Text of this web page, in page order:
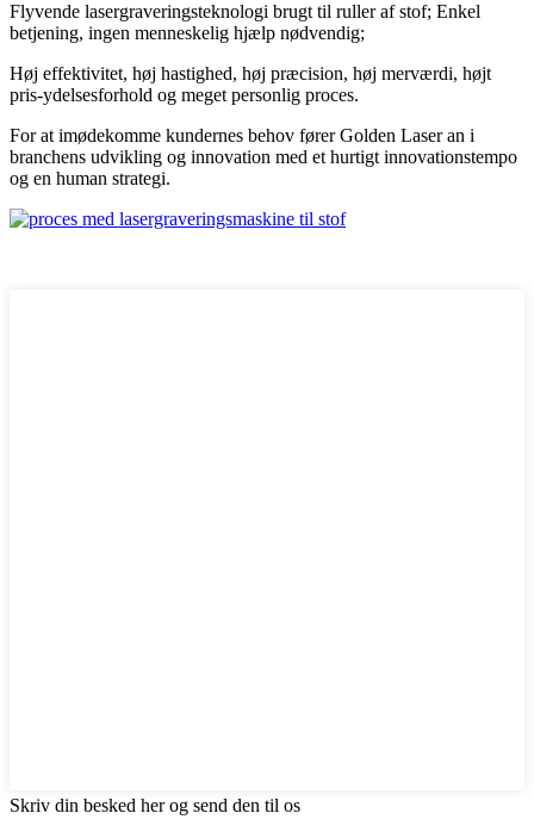
Flyvende lasergraveringsteknologi brugt til ruller af stof; Enkel
betjening, ingen menneskelig hjælp nødvendig;
Høj effektivitet, høj hastighed, høj præcision, høj merværdi, højt
pris-ydelsesforhold og meget personlig proces.
For at imødekomme kundernes behov fører Golden Laser an i
branchens udvikling og innovation med et hurtigt innovationstempo
og en human strategi.
Skriv din besked her og send den til os